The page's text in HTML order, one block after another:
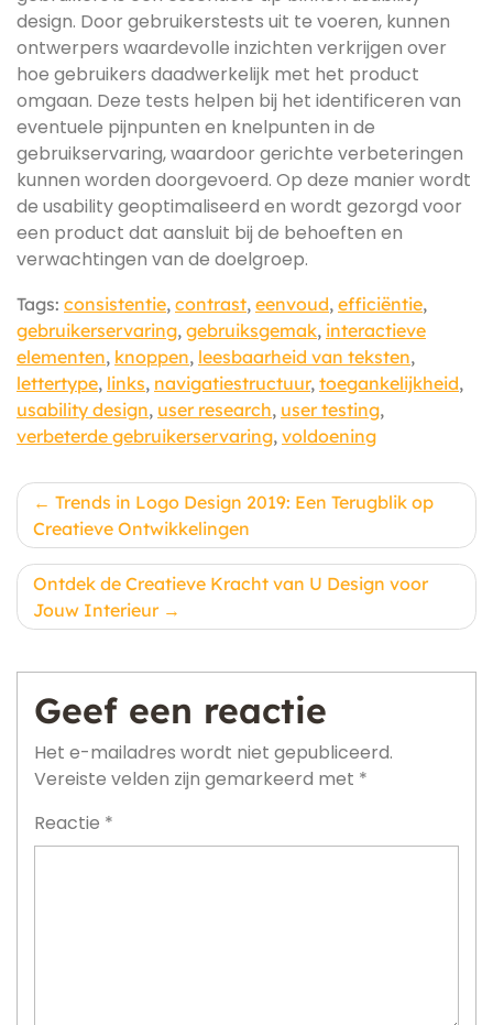
design. Door gebruikerstests uit te voeren, kunnen
ontwerpers waardevolle inzichten verkrijgen over
hoe gebruikers daadwerkelijk met het product
omgaan. Deze tests helpen bij het identificeren van
eventuele pijnpunten en knelpunten in de
gebruikservaring, waardoor gerichte verbeteringen
kunnen worden doorgevoerd. Op deze manier wordt
de usability geoptimaliseerd en wordt gezorgd voor
een product dat aansluit bij de behoeften en
verwachtingen van de doelgroep.
Tags: consistentie, contrast, eenvoud, efficiëntie,
gebruikerservaring, gebruiksgemak, interactieve
elementen, knoppen, leesbaarheid van teksten,
lettertype, links, navigatiestructuur, toegankelijkheid,
usability design, user research, user testing,
verbeterde gebruikerservaring, voldoening
Berichtnavigatie
Trends in Logo Design 2019: Een Terugblik op
Creatieve Ontwikkelingen
Ontdek de Creatieve Kracht van U Design voor
Jouw Interieur
Geef een reactie
Het e-mailadres wordt niet gepubliceerd.
Vereiste velden zijn gemarkeerd met *
Reactie *